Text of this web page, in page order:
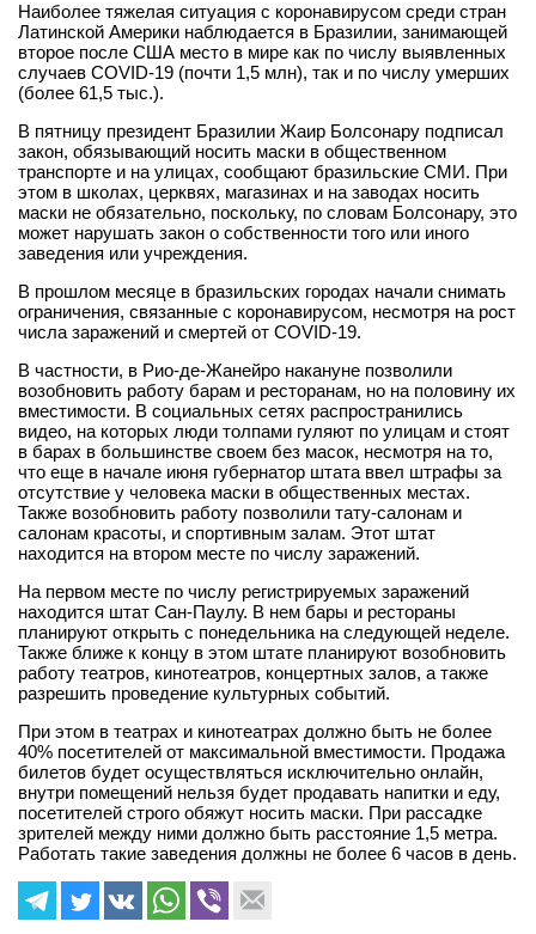
Наиболее тяжелая ситуация с коронавирусом среди стран
Латинской Америки наблюдается в Бразилии, занимающей
второе после США место в мире как по числу выявленных
случаев COVID-19 (почти 1,5 млн), так и по числу умерших
(более 61,5 тыс.).
В пятницу президент Бразилии Жаир Болсонару подписал
закон, обязывающий носить маски в общественном
транспорте и на улицах, сообщают бразильские СМИ. При
этом в школах, церквях, магазинах и на заводах носить
маски не обязательно, поскольку, по словам Болсонару, это
может нарушать закон о собственности того или иного
заведения или учреждения.
В прошлом месяце в бразильских городах начали снимать
ограничения, связанные с коронавирусом, несмотря на рост
числа заражений и смертей от COVID-19.
В частности, в Рио-де-Жанейро накануне позволили
возобновить работу барам и ресторанам, но на половину их
вместимости. В социальных сетях распространились
видео, на которых люди толпами гуляют по улицам и стоят
в барах в большинстве своем без масок, несмотря на то,
что еще в начале июня губернатор штата ввел штрафы за
отсутствие у человека маски в общественных местах.
Также возобновить работу позволили тату-салонам и
салонам красоты, и спортивным залам. Этот штат
находится на втором месте по числу заражений.
На первом месте по числу регистрируемых заражений
находится штат Сан-Паулу. В нем бары и рестораны
планируют открыть с понедельника на следующей неделе.
Также ближе к концу в этом штате планируют возобновить
работу театров, кинотеатров, концертных залов, а также
разрешить проведение культурных событий.
При этом в театрах и кинотеатрах должно быть не более
40% посетителей от максимальной вместимости. Продажа
билетов будет осуществляться исключительно онлайн,
внутри помещений нельзя будет продавать напитки и еду,
посетителей строго обяжут носить маски. При рассадке
зрителей между ними должно быть расстояние 1,5 метра.
Работать такие заведения должны не более 6 часов в день.